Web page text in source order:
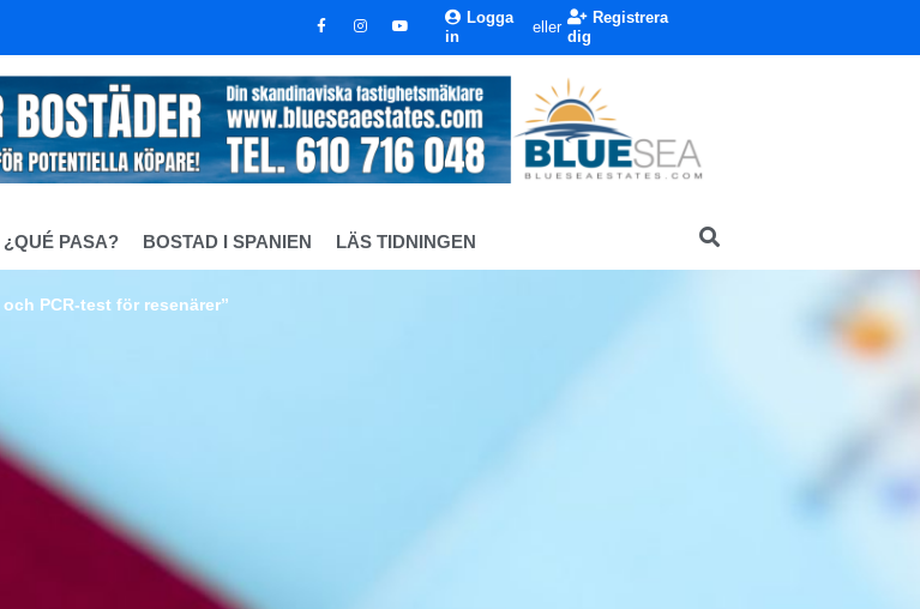
Logga
in
eller
Registrera
dig
¿QUÉ PASA? BOSTAD I SPANIEN LÄS TIDNINGEN
PCR-test för resenärer”